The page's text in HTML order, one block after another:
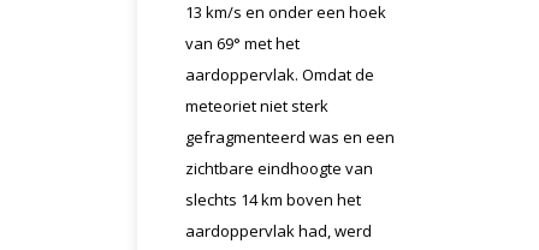
13 km/s en onder een hoek
van 69° met het
aardoppervlak. Omdat de
meteoriet niet sterk
gefragmenteerd was en een
zichtbare eindhoogte van
slechts 14 km boven het
aardoppervlak had, werd